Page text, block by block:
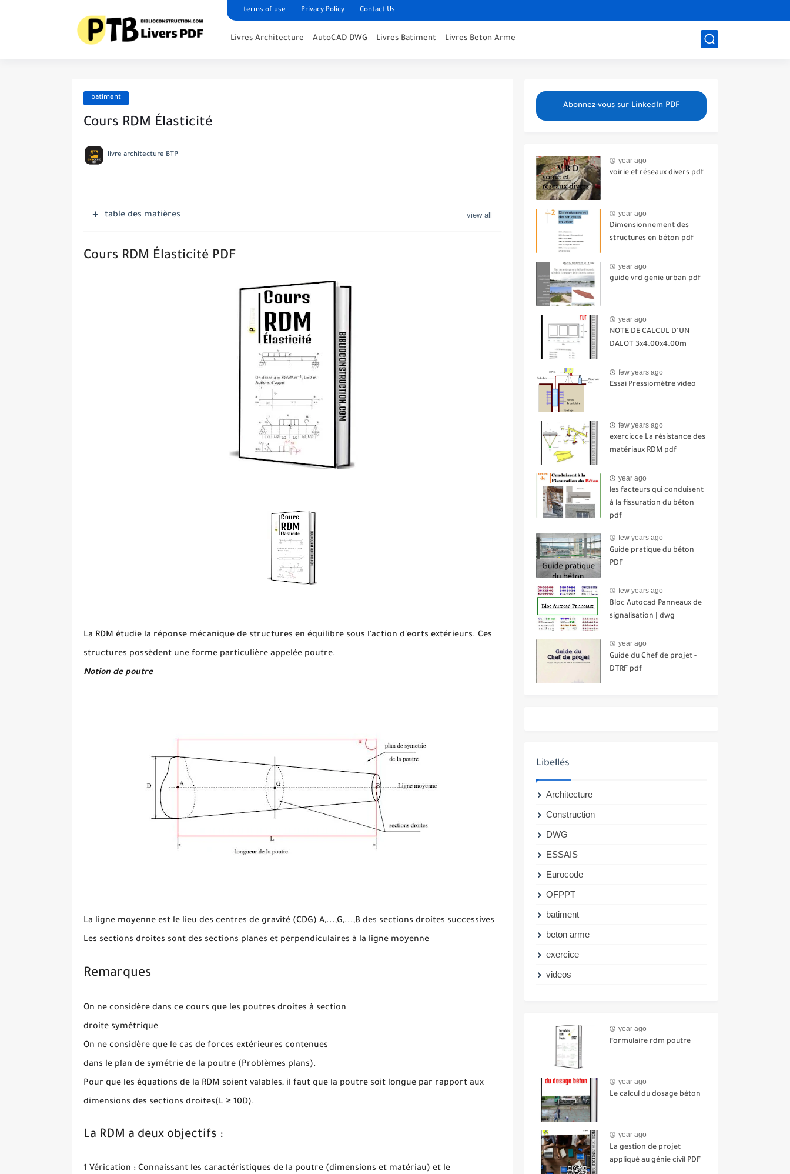
terms of use Privacy Policy Contact Us
Livres Architecture AutoCAD DWG Livres Batiment Livres Beton Arme
batiment
Cours RDM Élasticité
livre architecture BTP
table des matières
Cours RDM Élasticité PDF
La RDM étudie la réponse mécanique de structures en équilibre sous l'action d'eorts extérieurs. Ces
structures possèdent une forme particulière appelée poutre.
Notion de poutre
La ligne moyenne est le lieu des centres de gravité (CDG) A,...,G,...,B des sections droites successives
Les sections droites sont des sections planes et perpendiculaires à la ligne moyenne
Remarques
On ne considère dans ce cours que les poutres droites à section
droite symétrique
On ne considère que le cas de forces extérieures contenues
dans le plan de symétrie de la poutre (Problèmes plans).
Pour que les équations de la RDM soient valables, il faut que la poutre soit longue par rapport aux
dimensions des sections droites(L ≥ 10D).
La RDM a deux objectifs :
1 Vérication : Connaissant les caractéristiques de la poutre (dimensions et matériau) et le
Abonnez-vous sur LinkedIn PDF
year ago
voirie et réseaux divers pdf
year ago
Dimensionnement des
structures en béton pdf
year ago
guide vrd genie urban pdf
year ago
NOTE DE CALCUL D’UN
DALOT 3x4.00x4.00m
few years ago
Essai Pressiomètre video
few years ago
exercicce La résistance des
matériaux RDM pdf
year ago
les facteurs qui conduisent
à la fissuration du béton
pdf
few years ago
Guide pratique du béton
PDF
few years ago
Bloc Autocad Panneaux de
signalisation | dwg
year ago
Guide du Chef de projet -
DTRF pdf
Libellés
Architecture
Construction
DWG
ESSAIS
Eurocode
OFPPT
batiment
beton arme
exercice
videos
year ago
Formulaire rdm poutre
year ago
Le calcul du dosage béton
year ago
La gestion de projet
appliqué au génie civil PDF